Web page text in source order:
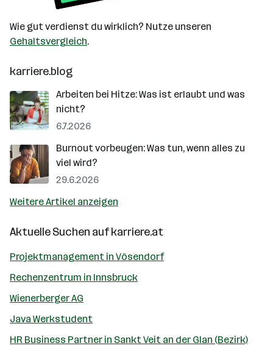
Wie gut verdienst du wirklich? Nutze unseren
Gehaltsvergleich.
karriere.blog
Arbeiten bei Hitze: Was ist erlaubt und was
nicht?
6.7.2026
Burnout vorbeugen: Was tun, wenn alles zu
viel wird?
29.6.2026
Weitere Artikel anzeigen
Aktuelle Suchen aufkarriere.at
Projektmanagement in Vösendorf
Rechenzentrum in Innsbruck
Wienerberger AG
Java Werkstudent
HR Business Partner in Sankt Veit an der Glan (Bezirk)